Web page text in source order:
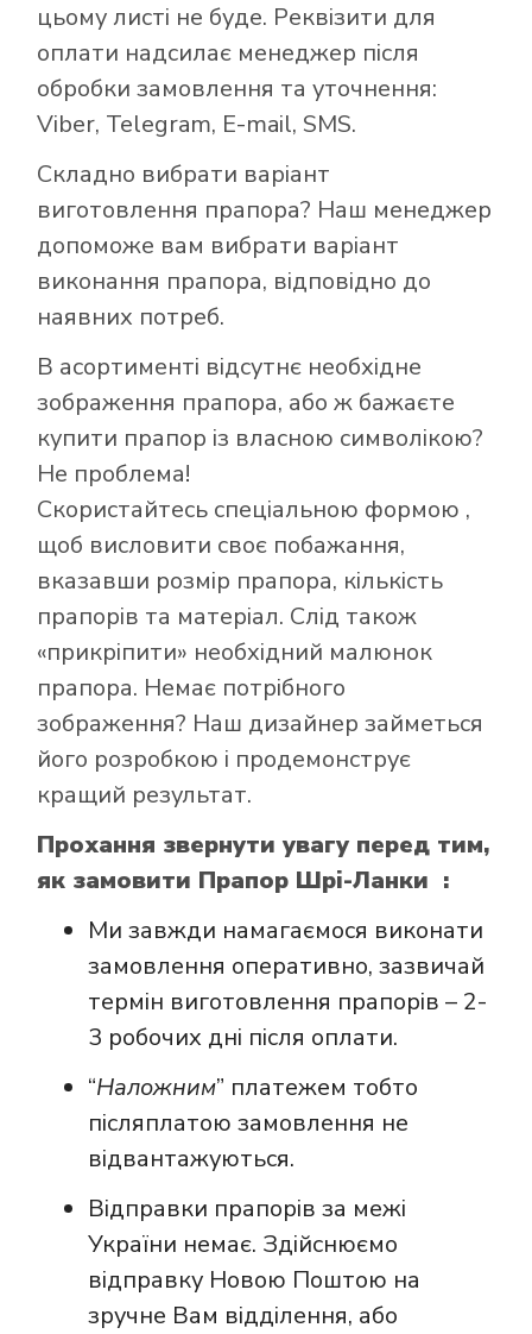
цьому листі не буде. Реквізити для
оплати надсилає менеджер після
обробки замовлення та уточнення:
Viber, Telegram, E-mail, SMS.
Складно вибрати варіант
виготовлення прапора? Наш менеджер
допоможе вам вибрати варіант
виконання прапора, відповідно до
наявних потреб.
В асортименті відсутнє необхідне
зображення прапора, або ж бажаєте
купити прапор із власною символікою?
Не проблема!
Скористайтесь спеціальною формою ,
щоб висловити своє побажання,
вказавши розмір прапора, кількість
прапорів та матеріал. Слід також
«прикріпити» необхідний малюнок
прапора. Немає потрібного
зображення? Наш дизайнер займеться
його розробкою і продемонструє
кращий результат.
Прохання звернути увагу перед тим,
як замовити Прапор Шрі-Ланки :
Ми завжди намагаємося виконати
замовлення оперативно, зазвичай
термін виготовлення прапорів – 2-
3 робочих дні після оплати.
“Наложним” платежем тобто
післяплатою замовлення не
відвантажуються.
Відправки прапорів за межі
України немає. Здійснюємо
відправку Новою Поштою на
зручне Вам відділення, або
Як купити прапор
в інтернет-
магазині Лакор: